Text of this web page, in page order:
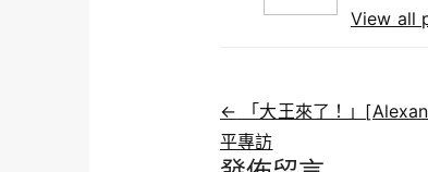
View all
Post navigation
← 「大王來了！」
平專訪